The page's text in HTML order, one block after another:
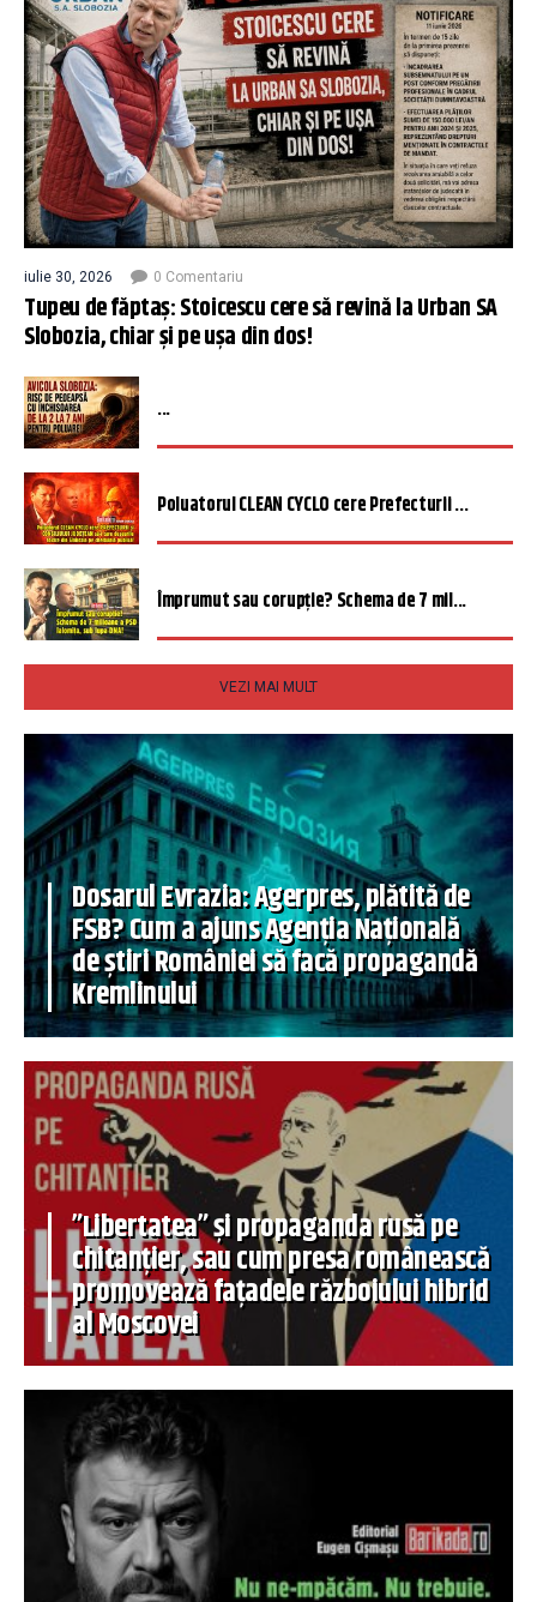
iulie 30, 2026 0 Comentariu
Tupeu de făptaș: Stoicescu cere să revină la Urban SA
Slobozia, chiar și pe ușa din dos!
...
Poluatorul CLEAN CYCLO cere Prefecturii ...
Împrumut sau corupție? Schema de 7 mil...
VEZI MAI MULT
Dosarul Evrazia: Agerpres, plătită de
FSB? Cum a ajuns Agenția Națională
de știri României să facă propagandă
Kremlinului
”Libertatea” și propaganda rusă pe
chitanțier, sau cum presa românească
promovează fațadele războiului hibrid
al Moscovei